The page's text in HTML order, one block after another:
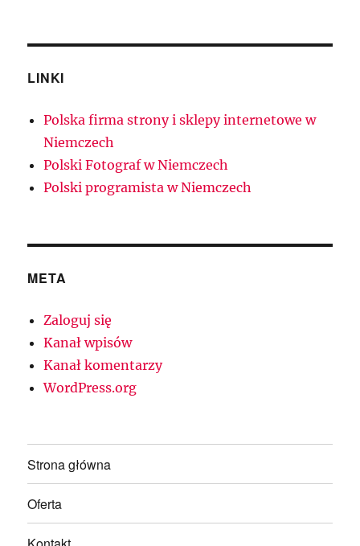
LINKI
Polska firma strony i sklepy internetowe w
Niemczech
Polski Fotograf w Niemczech
Polski programista w Niemczech
META
Zaloguj się
Kanał wpisów
Kanał komentarzy
WordPress.org
Strona główna
Oferta